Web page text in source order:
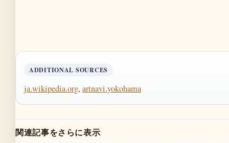
ADDITIONAL SOURCES
ja.wikipedia.org, artnavi.yokohama
関連記事をさらに表示